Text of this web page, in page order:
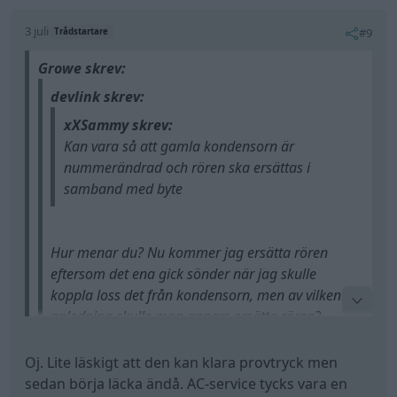
3 juli Trådstartare #9
Growe skrev:
devlink skrev:
xXSammy skrev:
Kan vara så att gamla kondensorn är
nummerändrad och rören ska ersättas i
samband med byte
Hur menar du? Nu kommer jag ersätta rören
eftersom det ena gick sönder när jag skulle
koppla loss det från kondensorn, men av vilken
anledning skulle man annars ersätta rören?
finns ingen annan anledning.. eller ja en om
Oj. Lite läskigt att den kan klara provtryck men
sedan börja läcka ändå. AC-service tycks vara en